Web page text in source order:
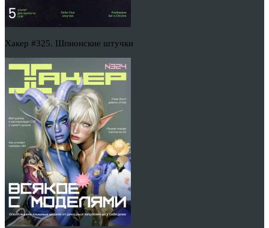
Хакер #325. Шпионские штучки